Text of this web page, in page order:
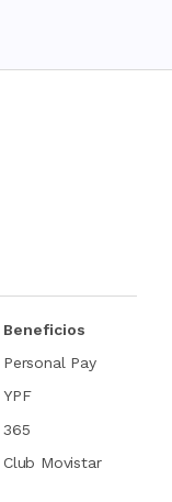
Beneficios
Personal Pay
YPF
365
Club Movistar